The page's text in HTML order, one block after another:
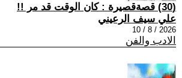
(30) قصةقصيرة : كان الوقت قد مر !!
علي سيف الرعيني
2026 / 8 / 10
الادب والفن